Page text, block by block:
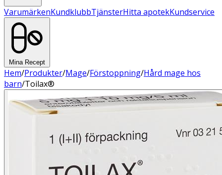
VarumärkenKundklubbTjänsterHitta apotekKundservice
Mina Recept
Hem/Produkter/Mage/Förstoppning/Hård mage hos
barn/Toilax®